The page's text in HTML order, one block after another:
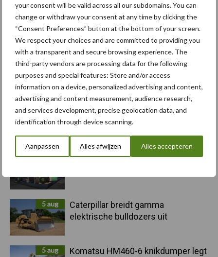
your consent will be valid across all our subdomains. You can
change or withdraw your consent at any time by clicking the
“Consent Preferences” button at the bottom of your screen.
We respect your choices and are committed to providing you
with a transparent and secure browsing experience. The
third-party vendors are processing data for the following
purposes and special features: Store and/or access
information on a device, personalized advertising and content,
advertising and content measurement, audience research,
and services development, precise geolocation data, and
identification through device scanning.
Aanpassen Alles afwijzen Alles accepteren
Primaire
Sidebar
Recent nieuws Partner nieuws
10 aug
Machines en werktuigen gewild
doelwit criminelen
6 aug
"Hoge verwachtingen van schijven
voor kouters"
5 aug
Albourgh Tyres breidt uit naar
5 aug
Caterpillar breidt gamma
elektrische bulldozers uit
5 aug
Komatsu HM460-6 knikdumper legt